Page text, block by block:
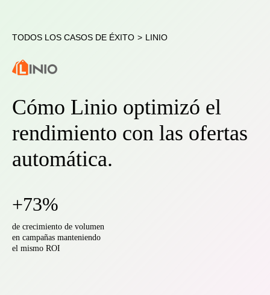
TODOS LOS CASOS DE ÉXITO > LINIO
Cómo Linio optimizó el
rendimiento con las ofertas
automática.
+73%
de crecimiento de volumen
en campañas manteniendo
el mismo ROI